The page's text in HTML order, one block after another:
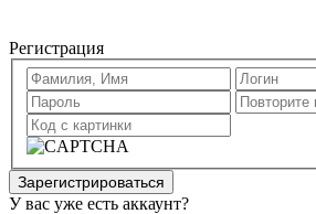
Регистрация
Зарегистрироваться
У вас уже есть аккаунт?